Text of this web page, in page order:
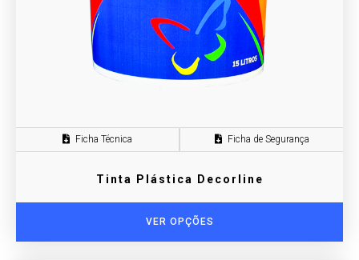
Ficha Técnica Ficha de Segurança
Tinta Plástica Decorline
VER OPÇÕES